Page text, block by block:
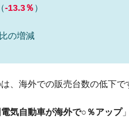
2035年までに18.4GW規模のAIデー
「韓国レバレッジETFの清算はほぼ
ニセＫ-ブランドを通報しようキャ
落ちました」⇒ 耐久性「なさすぎ」
（-13.3％ ）
の増減
、海外での販売台数の低下で
気自動車が海外で○％アップ